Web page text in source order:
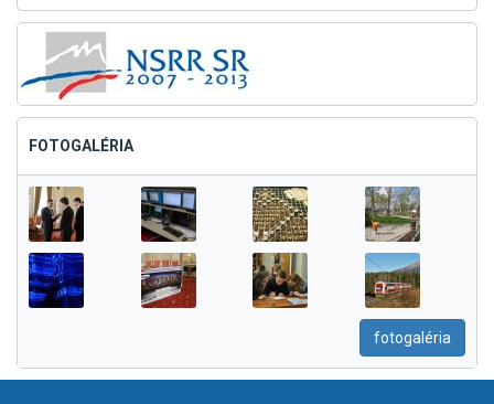
FOTOGALÉRIA
fotogaléria